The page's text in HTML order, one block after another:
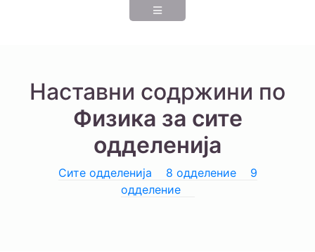
Наставни содржини по
Физика за сите
одделенија
Сите одделенија 8 одделение
9
одделение